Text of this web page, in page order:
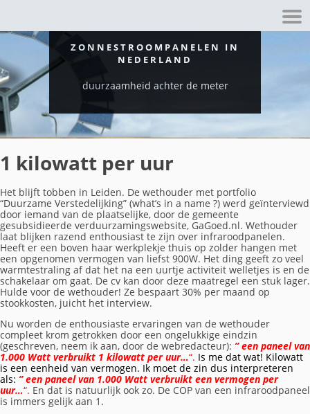
ZONNESTROOMPANELEN IN
NEDERLAND
duurzaamheid achter de meter
1 kilowatt per uur
Het blijft tobben in Leiden. De wethouder met portfolio
“Duurzame Verstedelijking” (what’s in a name ?) werd geïnterviewd
door iemand van de plaatselijke, door de gemeente
gesubsidieerde verduurzamingswebsite, GaGoed.nl. Wethouder
laat blijken razend enthousiast te zijn over infraroodpanelen.
Heeft er een boven haar werkplekje thuis op zolder hangen met
een opgenomen vermogen van liefst 900W. Het ding geeft zo veel
warmtestraling af dat het na een uurtje activiteit welletjes is en de
schakelaar om gaat. De cv kan door deze maatregel een stuk lager.
Hulde voor de wethouder! Ze bespaart 30% per maand op
stookkosten, juicht het interview.
Nu worden de enthousiaste ervaringen van de wethouder
compleet krom getrokken door een ongelukkige eindzin
(geschreven, neem ik aan, door de webredacteur): ” een paneel van
1.000 Watt verbruikt 1 kilowatt per uur…“. Is me dat wat! Kilowatt
is een eenheid van vermogen. Ik moet de zin dus interpreteren
als: ” een paneel van 1.000 Watt verbruikt een vermogen per
uur…“. En dat is natuurlijk ook zo. De COP van een infraroodpaneel
is immers gelijk aan 1.